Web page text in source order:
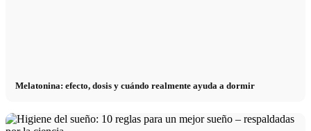
Melatonina: efecto, dosis y cuándo realmente ayuda a dormir